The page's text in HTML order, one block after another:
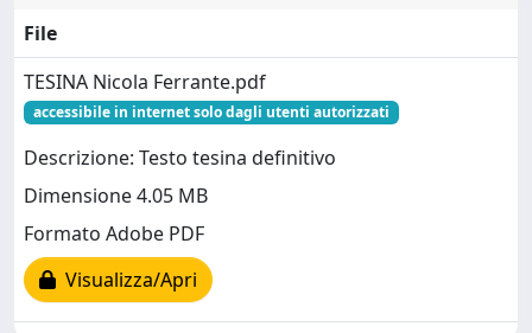
File
TESINA Nicola Ferrante.pdf
accessibile in internet solo dagli utenti autorizzati
Descrizione: Testo tesina definitivo
Dimensione 4.05 MB
Formato Adobe PDF
Visualizza/Apri